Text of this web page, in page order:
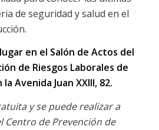
de seguridad y salud en el
en el Salón de Actos del
de Riesgos Laborales de
Avenida Juan XXIII, 82.
y se puede realizar a
Centro de Prevención de